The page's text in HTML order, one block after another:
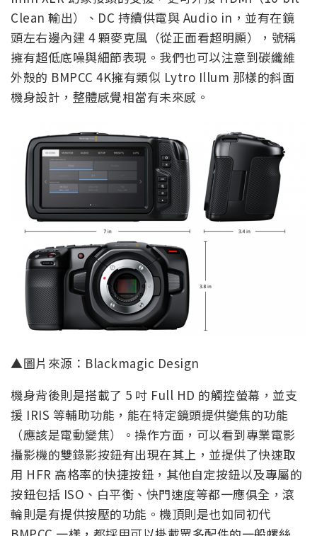
Clean 輸出）、DC 持續供電與 Audio in，並有在鏡
頭左右邊內建 4 顆麥克風（從正面看超明顯），號稱
擁有超低底噪與細節表現。我們也可以注意到碳纖維
外殼的 BMPCC 4K擁有類似 Lytro Illum 那樣的斜面
機身設計，整體感覺相當有未來感。
▲圖片來源：Blackmagic Design
機身背後則是搭載了 5 吋 Full HD 的觸控螢幕，並支
援 IRIS 等輔助功能，能在特定鏡頭提供變焦的功能
（應該是電動變焦）。操作方面，可以看到專業電影
攝影機的雙錄影按鈕有出現在其上，並提供了快速取
用 HFR 高格率的快捷按鈕，其他自定按鈕以及專屬的
按鈕包括 ISO、白平衡、快門速度等都一應俱全，滾
輪則是有提供按壓的功能。機頂則是也如同初代